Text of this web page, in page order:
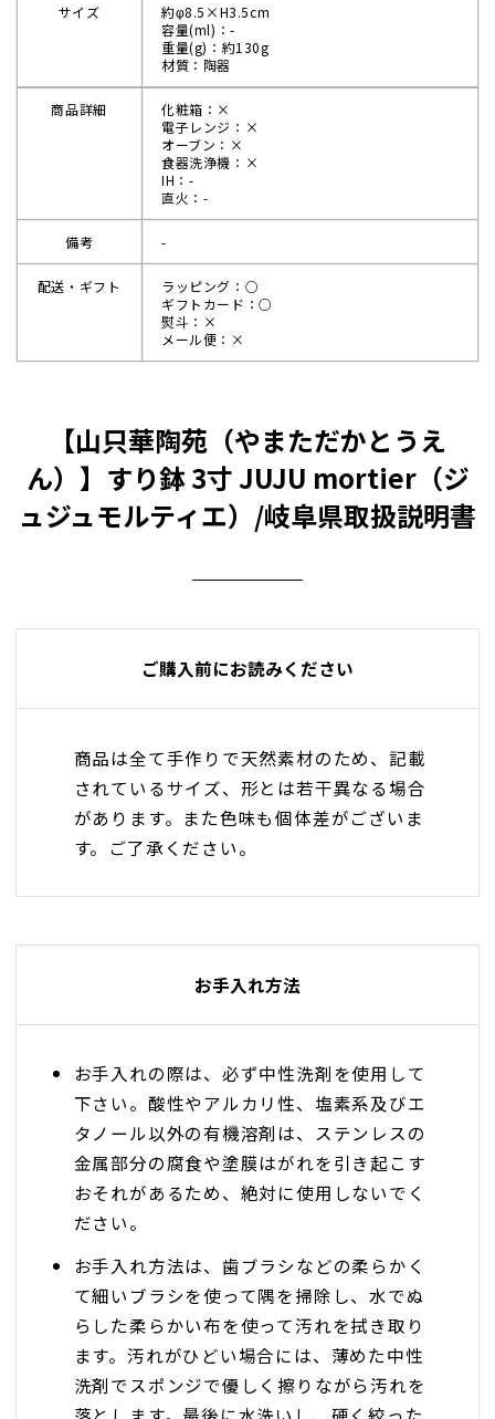
サイズ
約φ8.5×H3.5cm
容量(ml)：-
重量(g)：約130g
材質：陶器
商品詳細
化粧箱：×
電子レンジ：×
オーブン：×
食器洗浄機：×
IH：-
直火：-
備考 -
配送・ギフト
ラッピング：○
ギフトカード：○
熨斗：×
メール便：×
【山只華陶苑（やまただかとうえ
ん）】すり鉢 3寸 JUJU mortier（ジ
ュジュモルティエ）/岐阜県取扱説明書
ご購入前にお読みください
商品は全て手作りで天然素材のため、記載
されているサイズ、形とは若干異なる場合
があります。また色味も個体差がございま
す。ご了承ください。
お手入れ方法
お手入れの際は、必ず中性洗剤を使用して
下さい。酸性やアルカリ性、塩素系及びエ
タノール以外の有機溶剤は、ステンレスの
金属部分の腐食や塗膜はがれを引き起こす
おそれがあるため、絶対に使用しないでく
ださい。
お手入れ方法は、歯ブラシなどの柔らかく
て細いブラシを使って隅を掃除し、水でぬ
らした柔らかい布を使って汚れを拭き取り
ます。汚れがひどい場合には、薄めた中性
洗剤でスポンジで優しく擦りながら汚れを